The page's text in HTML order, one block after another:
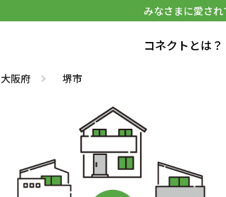
みなさまに愛さ
コネクトとは？
大阪府 堺市